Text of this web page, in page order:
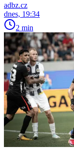
adbz.cz
dnes, 19:34
2 min